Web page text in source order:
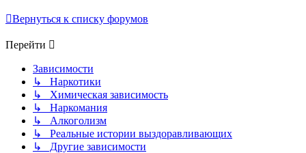
Вернуться к списку форумов
Перейти
Зависимости
↳ Наркотики
↳ Химическая зависимость
↳ Наркомания
↳ Алкоголизм
↳ Реальные истории выздоравливающих
↳ Другие зависимости